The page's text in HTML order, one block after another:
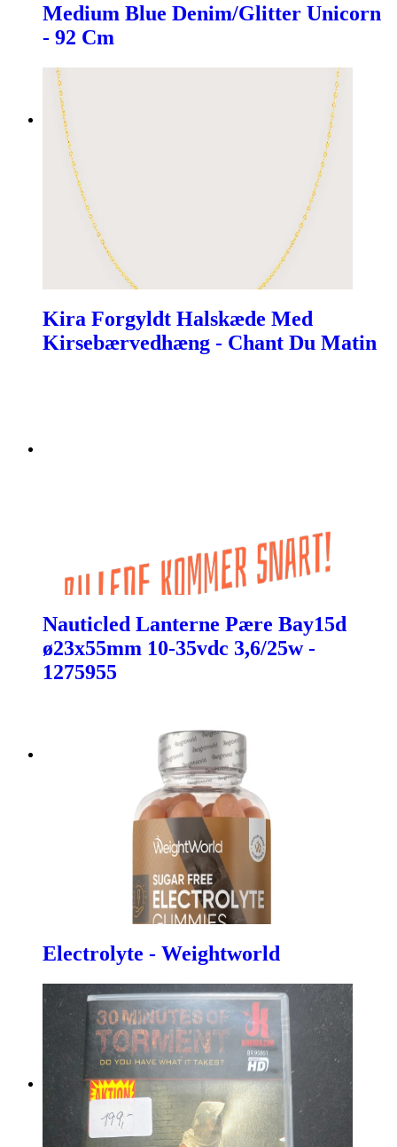
Medium Blue Denim/Glitter Unicorn
- 92 Cm
Kira Forgyldt Halskæde Med
Kirsebærvedhæng - Chant Du Matin
Nauticled Lanterne Pære Bay15d
ø23x55mm 10-35vdc 3,6/25w -
1275955
Electrolyte - Weightworld